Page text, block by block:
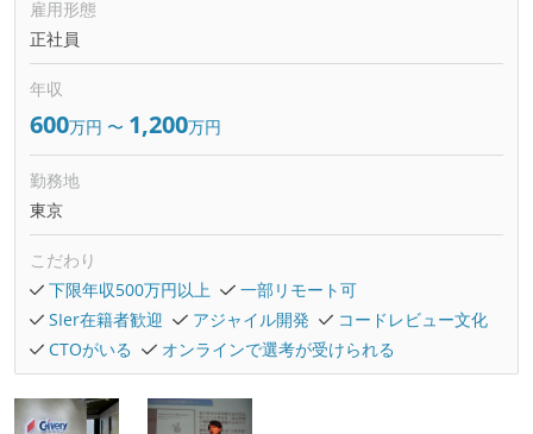
雇用形態
正社員
年収
600万円 〜 1,200万円
勤務地
東京
こだわり
下限年収500万円以上
一部リモート可
SIer在籍者歓迎
アジャイル開発
コードレビュー文化
CTOがいる
オンラインで選考が受けられる